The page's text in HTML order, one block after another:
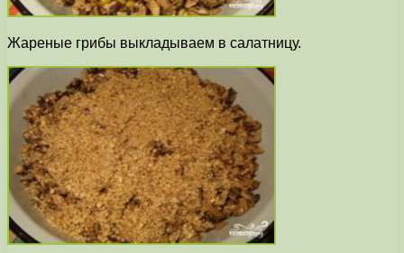
Жареные грибы выкладываем в салатницу.